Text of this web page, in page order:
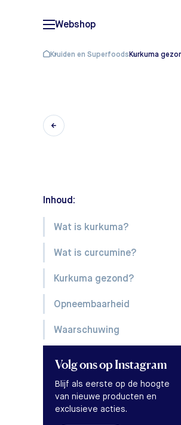
Webshop
Kruiden en Superfoods Kurkuma
Inhoud:
Wat is kurkuma?
Wat is curcumine?
Kurkuma gezond?
Opneembaarheid
Waarschuwing
Volg onsop Instagram
Blijf als eerste op de hoogte
van nieuwe producten en
exclusieve acties.